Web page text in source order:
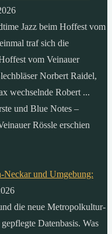
Jazz beim Hoffest vom
traf sich die
vom Veinauer
Norbert Raidel,
wechselnde Robert ...
und Blue Notes –
Rössle erschien
Neckar und Umgebung:
die neue Metropolkultur-
Datenbasis. Was